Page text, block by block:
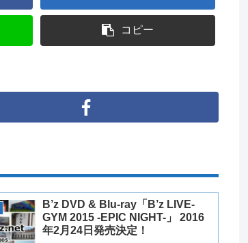
コピー
B’z DVD & Blu-ray「B’z LIVE-
GYM 2015 -EPIC NIGHT-」 2016
年2月24日発売決定！